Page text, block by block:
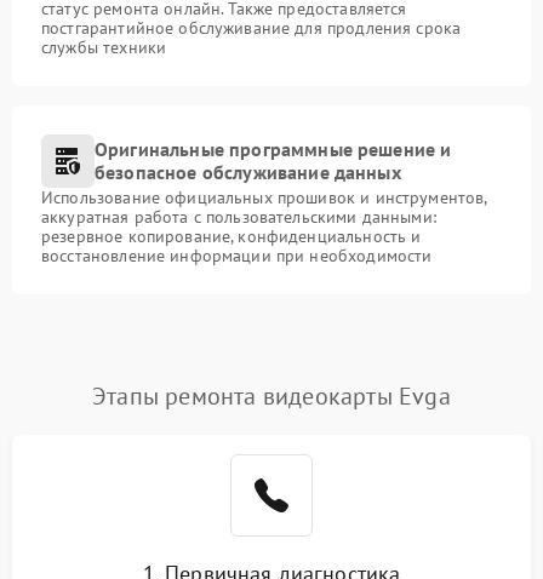
статус ремонта онлайн. Также предоставляется
постгарантийное обслуживание для продления срока
службы техники
Оригинальные программные решение и
безопасное обслуживание данных
Использование официальных прошивок и инструментов,
аккуратная работа с пользовательскими данными:
резервное копирование, конфиденциальность и
восстановление информации при необходимости
Этапы ремонта видеокарты Evga
1. Первичная диагностика